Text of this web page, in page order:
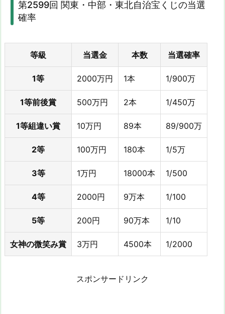
第2599回 関東・中部・東北自治宝くじの当選
確率
等級 当選金 本数 当選確率
1等 2000万円 1本 1/900万
1等前後賞 500万円 2本 1/450万
1等組違い賞 10万円 89本 89/900万
2等 100万円 180本 1/5万
3等 1万円 18000本 1/500
4等 2000円 9万本 1/100
5等 200円 90万本 1/10
女神の微笑み賞 3万円 4500本 1/2000
スポンサードリンク